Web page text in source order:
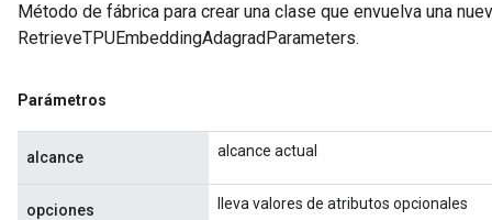
Método de fábrica para crear una clase que envuelva una
RetrieveTPUEmbeddingAdagradParameters.
Parámetros
alcance alcance actual
opciones lleva valores de atributos opcionales